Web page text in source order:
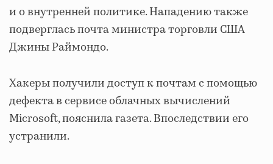
и о внутренней политике. Нападению также
подверглась почта министра торговли США
Джины Раймондо.
Хакеры получили доступ к почтам с помощью
дефекта в сервисе облачных вычислений
Microsoft, пояснила газета. Впоследствии его
устранили.